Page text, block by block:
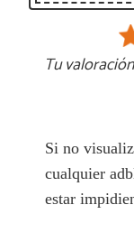
Tu
Si no
cualquier
estar